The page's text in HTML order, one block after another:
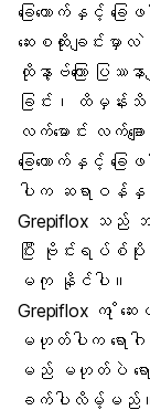
ခြေထောက်နှင့် ခြ
ဆေးစထိုးချင်း
ထိုနာ့ဗ်ကြော ပြဿ
ခြင်း၊ ထိမှန်း
လက်မောင်း လက်ချောင်
ခြေထောက်နှင့် ခြေ
ပါက ဆရာဝန်နှ
Grepiflox သည် ဘ
ပြီး ဗိုင်းရပ်စ်ပိုး
မကု နိုင်ပါ။
Grepiflox က ိုဆေ
မဟုတ်ပါက ရောဂ
မည် မဟုတ်ပဲ ရော
ခက်ပါလိမ့်မည်။